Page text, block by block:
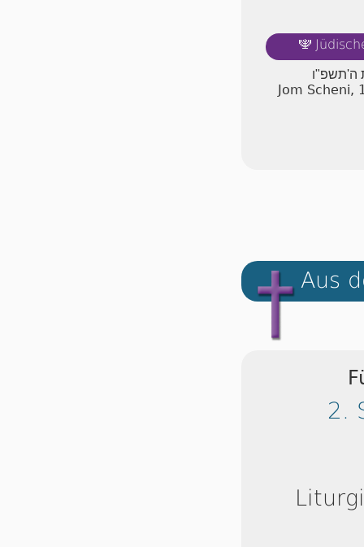
🕎
ה'תשפ"ו
Jom Scheni,
Aus
2.